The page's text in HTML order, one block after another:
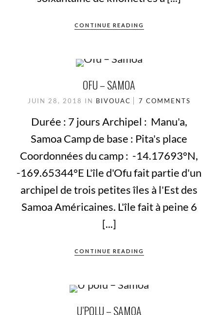
CONTINUE READING
OFU – SAMOA
JUIN 28, 2018 IN BIVOUAC 7 COMMENTS
Durée : 7 jours Archipel : Manu'a,
Samoa Camp de base : Pita's place
Coordonnées du camp : -14.17693°N,
-169.65344°E L'île d'Ofu fait partie d'un
archipel de trois petites îles à l'Est des
Samoa Américaines. L'île fait à peine 6
[...]
CONTINUE READING
U’POLU – SAMOA